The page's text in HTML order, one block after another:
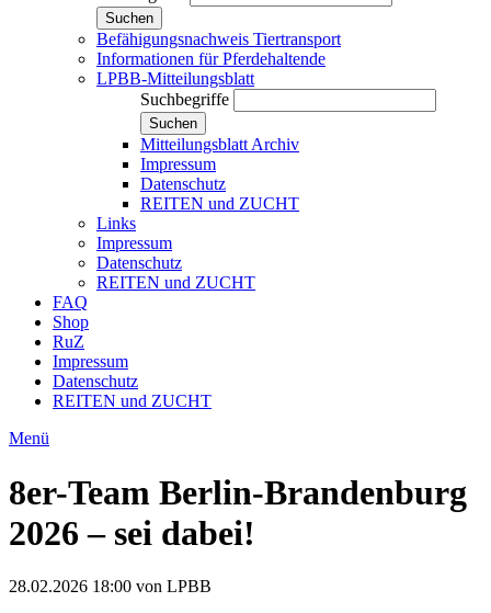
Suchen
Befähigungsnachweis Tiertransport
Informationen für Pferdehaltende
LPBB-Mitteilungsblatt
Suchbegriffe
Suchen
Mitteilungsblatt Archiv
Impressum
Datenschutz
REITEN und ZUCHT
Links
Impressum
Datenschutz
REITEN und ZUCHT
FAQ
Shop
RuZ
Impressum
Datenschutz
REITEN und ZUCHT
Menü
8er-Team Berlin-Brandenburg
2026 – sei dabei!
28.02.2026 18:00 von LPBB